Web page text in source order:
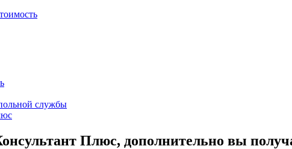
службы
Плюс, дополнительно вы